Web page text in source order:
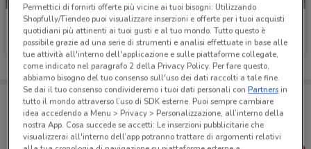
Einhell
Scade il 31/12 4.8 km
Einhell
Scade il 31/12 4.8 km
Porta DoveConviene sempre con te!
Puoi trovare le migliori offerte dei negozi vicino a te,
salvarle e creare la tua lista del risparmio, comodamente
dal tuo cellulare.
Permettici di fornirti offerte più vicine ai tuoi bisogni: Utilizzando
Shopfully/Tiendeo puoi visualizzare inserzioni e offerte per i tuoi acquisti
quotidiani più attinenti ai tuoi gusti e al tuo mondo. Tutto questo è
possibile grazie ad una serie di strumenti e analisi effettuate in base alle
tue attività all'interno dell'applicazione e sulle piattaforme collegate,
come indicato nel paragrafo 2 della Privacy Policy. Per fare questo,
abbiamo bisogno del tuo consenso sull'uso dei dati raccolti a tale fine.
Se dai il tuo consenso condivideremo i tuoi dati personali conPartnersin
tutto il mondo attraverso l’uso di SDK esterne. Puoi sempre cambiare
idea accedendo a Menu > Privacy > Personalizzazione, all’interno della
nostra App. Cosa succede se accetti: Le inserzioni pubblicitarie che
visualizzerai all'interno dell’app potranno trattare di argomenti relativi